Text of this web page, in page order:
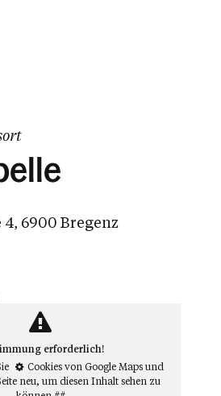
6900 Bregenz
erforderlich!
Cookies von Google Mapsund
neu, um diesen Inhalt sehen zu